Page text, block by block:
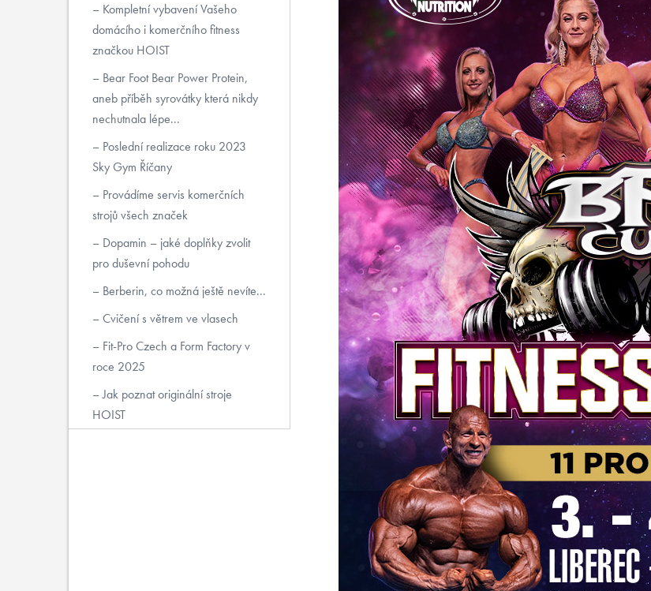
Kompletní vybavení Vašeho
domácího i komerčního fitness
značkou HOIST
Bear Foot Bear Power Protein,
aneb příběh syrovátky která nikdy
nechutnala lépe...
Poslední realizace roku 2023
Sky Gym Říčany
Provádíme servis komerčních
strojů všech značek
Dopamin – jaké doplňky zvolit
pro duševní pohodu
Berberin, co možná ještě nevíte...
Cvičení s větrem ve vlasech
Fit-Pro Czech a Form Factory v
roce 2025
Jak poznat originální stroje
HOIST